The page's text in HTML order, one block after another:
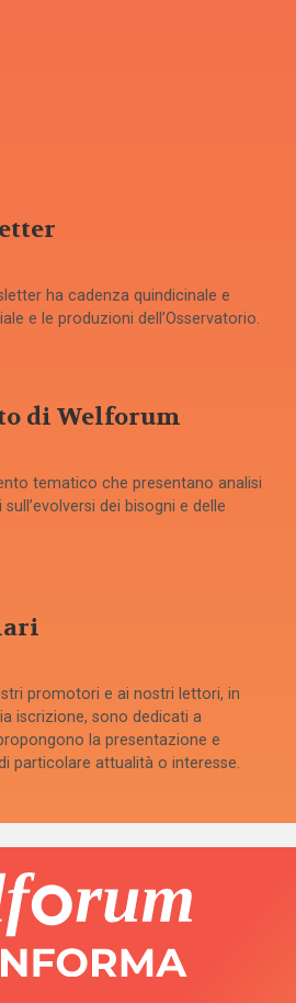
ha cadenza quindicinale e
e le produzioni dell’Osservatorio.
di Welforum
tematico che presentano analisi
dei bisogni e delle
promotori e ai nostri lettori, in
iscrizione, sono dedicati a
la presentazione e
particolare attualità o interesse.